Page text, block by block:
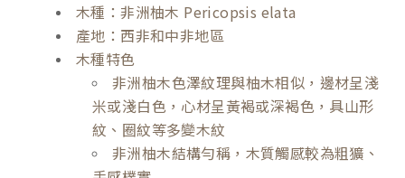
木種：非洲柚木 Pericopsis elata
產地：西非和中非地區
木種特色
非洲柚木色澤紋理與柚木相似，邊材呈淺
米或淺白色，心材呈黃褐或深褐色，具山形
紋、圈紋等多變木紋
非洲柚木結構勻稱，木質觸感較為粗獷、